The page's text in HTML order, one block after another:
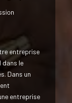
entreprise
dans le
Dans un
entreprise